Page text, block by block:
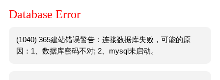
Database Error
(1040) 365建站错误警告：连接数据库失败，可能的原
因：1、数据库密码不对; 2、mysql未启动。